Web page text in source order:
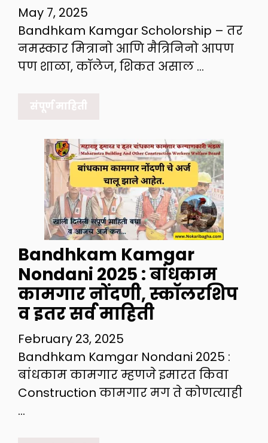
May 7, 2025
Bandhkam Kamgar Scholorship – तर
नमस्कार मित्रानो आणि मैत्रिनिनो आपण
पण शाळा, कॉलेज, शिकत असाल …
संपूर्ण माहिती
Bandhkam Kamgar
Nondani 2025 : बांधकाम
कामगार नोंदणी, स्कॉलरशिप
व इतर सर्व माहिती
February 23, 2025
Bandhkam Kamgar Nondani 2025 :
बांधकाम कामगार म्हणजे इमारत किवा
Construction कामगार मग ते कोणत्याही
…